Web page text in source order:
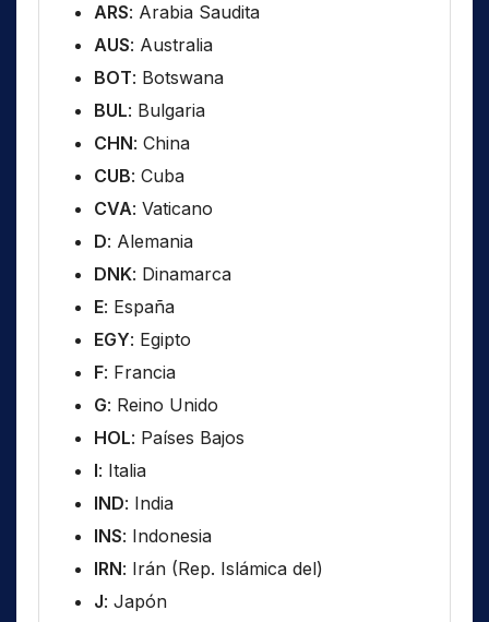
ARS: Arabia Saudita
AUS: Australia
BOT: Botswana
BUL: Bulgaria
CHN: China
CUB: Cuba
CVA: Vaticano
D: Alemania
DNK: Dinamarca
E: España
EGY: Egipto
F: Francia
G: Reino Unido
HOL: Países Bajos
I: Italia
IND: India
INS: Indonesia
IRN: Irán (Rep. Islámica del)
J: Japón